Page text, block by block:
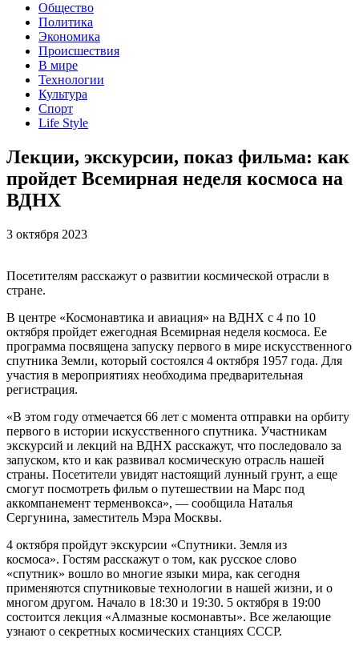
Общество
Политика
Экономика
Происшествия
В мире
Технологии
Культура
Спорт
Life Style
Лекции, экскурсии, показ фильма: как
пройдет Всемирная неделя космоса на
ВДНХ
3 октября 2023
Посетителям расскажут о развитии космической отрасли в
стране.
В центре «Космонавтика и авиация» на ВДНХ с 4 по 10
октября пройдет ежегодная Всемирная неделя космоса. Ее
программа посвящена запуску первого в мире искусственного
спутника Земли, который состоялся 4 октября 1957 года. Для
участия в мероприятиях необходима предварительная
регистрация.
«В этом году отмечается 66 лет с момента отправки на орбиту
первого в истории искусственного спутника. Участникам
экскурсий и лекций на ВДНХ расскажут, что последовало за
запуском, кто и как развивал космическую отрасль нашей
страны. Посетители увидят настоящий лунный грунт, а еще
смогут посмотреть фильм о путешествии на Марс под
аккомпанемент терменвокса», — сообщила Наталья
Сергунина, заместитель Мэра Москвы.
4 октября пройдут экскурсии «Спутники. Земля из
космоса». Гостям расскажут о том, как русское слово
«спутник» вошло во многие языки мира, как сегодня
применяются спутниковые технологии в нашей жизни, и о
многом другом. Начало в 18:30 и 19:30. 5 октября в 19:00
состоится лекция «Алмазные космонавты». Все желающие
узнают о секретных космических станциях СССР.